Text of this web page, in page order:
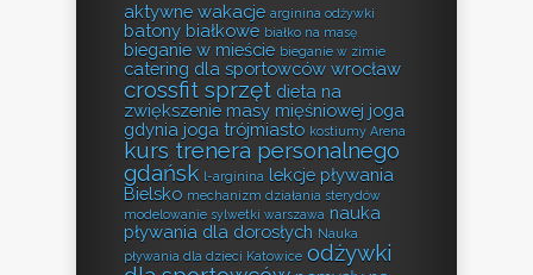
aktywne wakacje arginina odżywki
batony białkowe białko na masę
bieganie w mieście bieganie w zimie
catering dla sportowców wrocław
crossfit sprzęt dieta na
zwiększenie masy mięśniowej joga
gdynia joga trójmiasto kostiumy Arena
kurs trenera personalnego
gdańsk l-arginina lekcje pływania
Bielsko mechanizm działania sterydów
modelowanie sylwetki warszawa nauka
pływania dla dorosłych Nauka
pływania dla dzieci Katowice odżywki